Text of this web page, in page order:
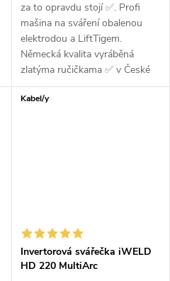
za to opravdu stojí ✅. Profi
mašina na sváření obalenou
elektrodou a LiftTigem.
Německá kvalita vyráběná
zlatýma ručičkama ✅ v České
Republice....
Kabel/y
Invertorová svářečka iWELD
HD 220 MultiArc